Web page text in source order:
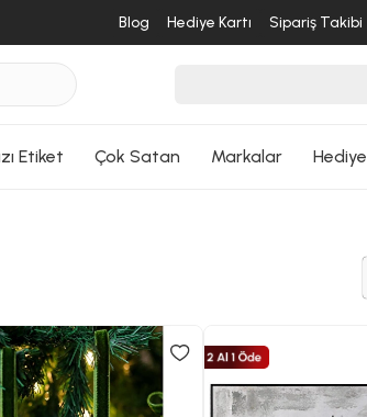
Blog Hediye Kartı Sipariş Takibi
Etiket Çok Satan Markalar Hediye